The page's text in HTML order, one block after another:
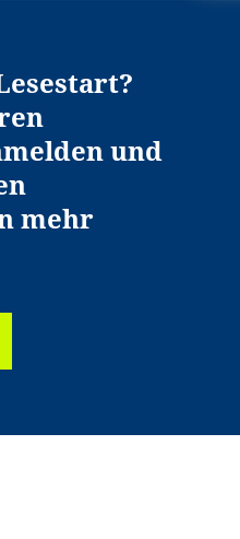
und
mehr